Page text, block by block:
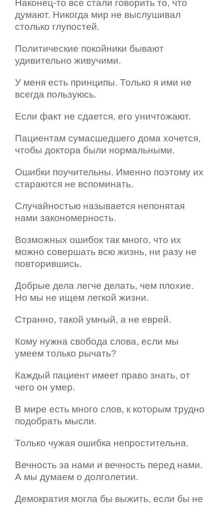
Наконец-то все стали говорить то, что
думают. Никогда мир не выслушивал
столько глупостей.
Политические покойники бывают
удивительно живучими.
У меня есть принципы. Только я ими не
всегда пользуюсь.
Если факт не сдается, его уничтожают.
Пациентам сумасшедшего дома хочется,
чтобы доктора были нормальными.
Ошибки поучительны. Именно поэтому их
стараются не вспоминать.
Случайностью называется непонятая
нами закономерность.
Возможных ошибок так много, что их
можно совершать всю жизнь, ни разу не
повторившись.
Добрые дела легче делать, чем плохие.
Но мы не ищем легкой жизни.
Странно, такой умный, а не еврей.
Кому нужна свобода слова, если мы
умеем только рычать?
Каждый пациент имеет право знать, от
чего он умер.
В мире есть много слов, к которым трудно
подобрать мысли.
Только чужая ошибка непростительна.
Вечность за нами и вечность перед нами.
А мы думаем о долголетии.
Демократия могла бы выжить, если бы не